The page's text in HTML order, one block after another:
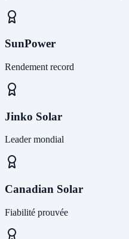
SunPower
Rendement record
Jinko Solar
Leader mondial
Canadian Solar
Fiabilité prouvée